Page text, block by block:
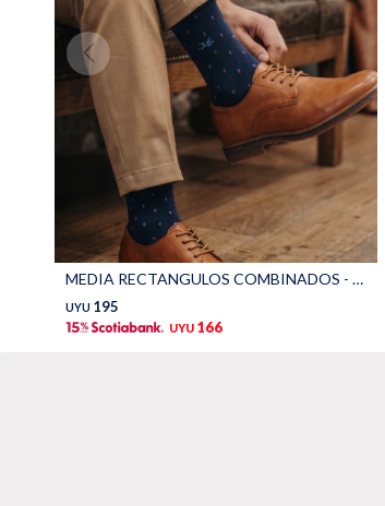
MEDIA RECTANGULOS COMBINADOS - Azul
UYU 195
UYU 166